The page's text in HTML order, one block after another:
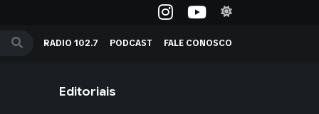
RADIO 102.7 PODCAST FALE CONOSCO
Editoriais